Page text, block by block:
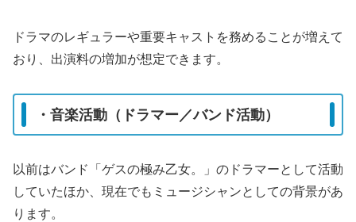
ドラマのレギュラーや重要キャストを務めることが増えて
おり、出演料の増加が想定できます。
・音楽活動（ドラマー／バンド活動）
以前はバンド「ゲスの極み乙女。」のドラマーとして活動
していたほか、現在でもミュージシャンとしての背景があ
ります。